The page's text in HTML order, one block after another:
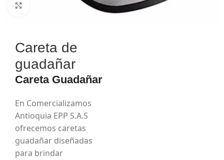
Haga Click para agrandar
Careta de
guadañar
Careta Guadañar
En Comercializamos
Antioquia EPP S.A.S
ofrecemos caretas
guadañar diseñadas
para brindar